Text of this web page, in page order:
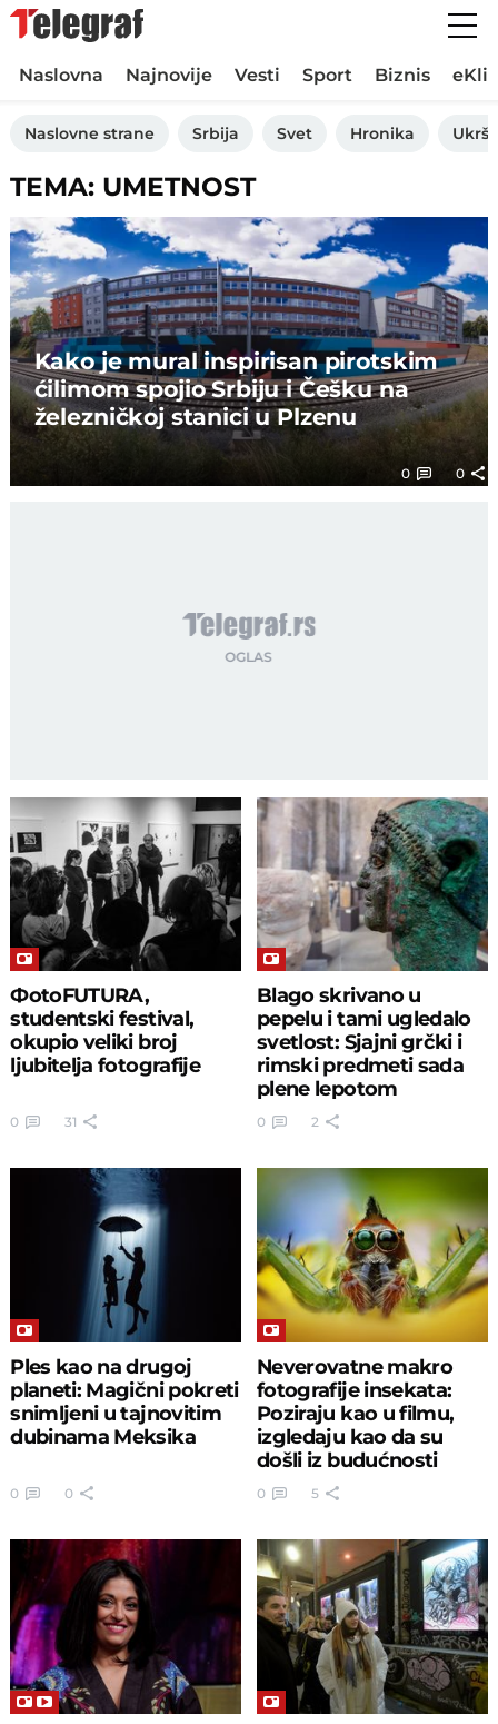
Naslovna Najnovije Vesti Sport Biznis
Naslovne strane Srbija Svet Hronika
TEMA: UMETNOST
Kako je mural inspirisan pirotskim
ćilimom spojio Srbiju i Češku na
železničkoj stanici u Plzenu
0 0
ФotoFUTURA,
studentski festival,
okupio veliki broj
ljubitelja fotografije
0 31
Blago skrivano u
pepelu i tami ugledalo
svetlost: Sjajni grčki i
rimski predmeti sada
plene lepotom
0 2
Ples kao na drugoj
planeti: Magični pokreti
snimljeni u tajnovitim
dubinama Meksika
0 0
Neverovatne makro
fotografije insekata:
Poziraju kao u filmu,
izgledaju kao da su
došli iz budućnosti
0 5